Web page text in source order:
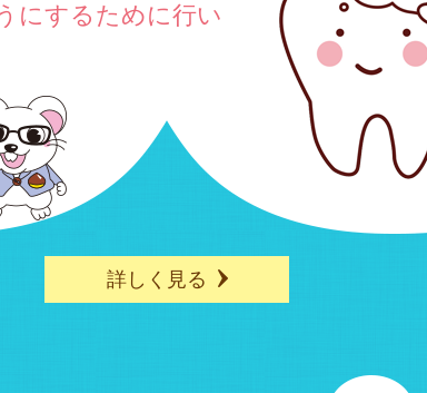
にするために行い
詳しく見る